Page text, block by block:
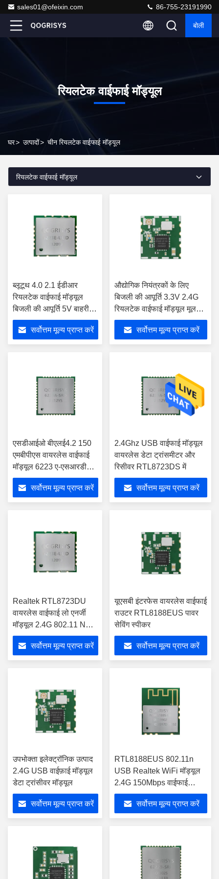
sales01@ofeixin.com 86-755-23191990
बोली
रियलटेक वाईफाई मॉड्यूल
घर> उत्पादों> चीन रियलटेक वाईफाई मॉड्यूल
रियलटेक वाईफाई मॉड्यूल
ब्लूटूथ 4.0 2.1 ईडीआर
रियलटेक वाईफाई मॉड्यूल
बिजली की आपूर्ति 5V बाहरी
एंटीना
सर्वोत्तम मूल्य प्राप्त करें
औद्योगिक नियंत्रकों के लिए
बिजली की आपूर्ति 3.3V 2.4G
रियलटेक वाईफाई मॉड्यूल मूल
100%
सर्वोत्तम मूल्य प्राप्त करें
एसडीआईओ बीएलई4.2 150
एमबीपीएस वायरलेस वाईफाई
मॉड्यूल 6223 ए-एसआरडी
आरएफ उपकरण
सर्वोत्तम मूल्य प्राप्त करें
2.4Ghz USB वाईफाई मॉड्यूल
वायरलेस डेटा ट्रांसमीटर और
रिसीवर RTL8723DS में
सर्वोत्तम मूल्य प्राप्त करें
Realtek RTL8723DU
वायरलेस वाईफाई लो एनर्जी
मॉड्यूल 2.4G 802.11 N
मॉड्यूल
सर्वोत्तम मूल्य प्राप्त करें
यूएसबी इंटरफेस वायरलेस वाईफाई
राउटर RTL8188EUS पावर
सेविंग स्पीकर
सर्वोत्तम मूल्य प्राप्त करें
उपभोक्ता इलेक्ट्रॉनिक उत्पाद
2.4G USB वाईफ़ाई मॉड्यूल
डेटा ट्रांसीवर मॉड्यूल
सर्वोत्तम मूल्य प्राप्त करें
RTL8188EUS 802.11n
USB Realtek WiFi मॉड्यूल
2.4G 150Mbps वाईफाई
एडेप्टर के लिए
सर्वोत्तम मूल्य प्राप्त करें